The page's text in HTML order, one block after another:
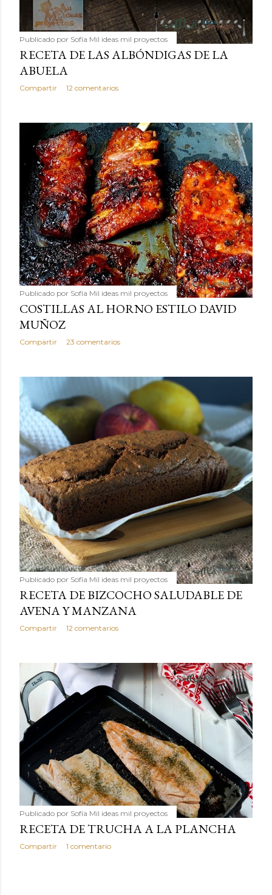
Publicado por Sofía Mil ideas mil proyectos
RECETA DE LAS ALBÓNDIGAS DE LA
ABUELA
Compartir 12 comentarios
Publicado por Sofía Mil ideas mil proyectos
COSTILLAS AL HORNO ESTILO DAVID
MUÑOZ
Compartir 23 comentarios
Publicado por Sofía Mil ideas mil proyectos
RECETA DE BIZCOCHO SALUDABLE DE
AVENA Y MANZANA
Compartir 12 comentarios
Publicado por Sofía Mil ideas mil proyectos
RECETA DE TRUCHA A LA PLANCHA
Compartir 1 comentario